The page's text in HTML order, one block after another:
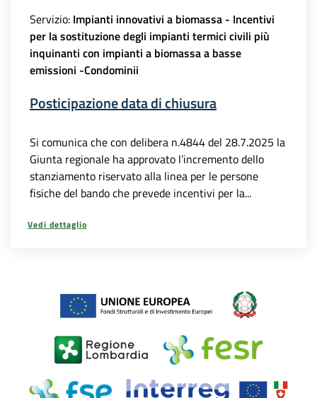
Servizio: Impianti innovativi a biomassa - Incentivi
per la sostituzione degli impianti termici civili più
inquinanti con impianti a biomassa a basse
emissioni -Condominii
Posticipazione data di chiusura
Si comunica che con delibera n.4844 del 28.7.2025 la
Giunta regionale ha approvato l’incremento dello
stanziamento riservato alla linea per le persone
fisiche del bando che prevede incentivi per la...
Vedi dettaglio